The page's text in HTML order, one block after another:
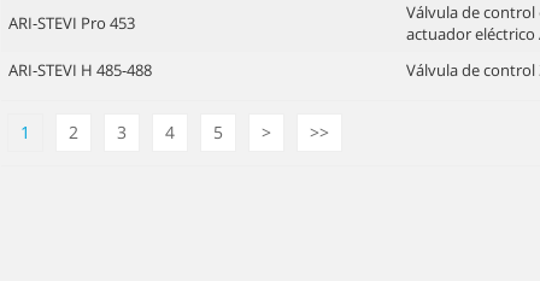
ARI-STEVI Pro 453
Válvula de
actuador eléctrico
ARI-STEVI H 485-488
Válvula de
1 2 3 4 5 > >>